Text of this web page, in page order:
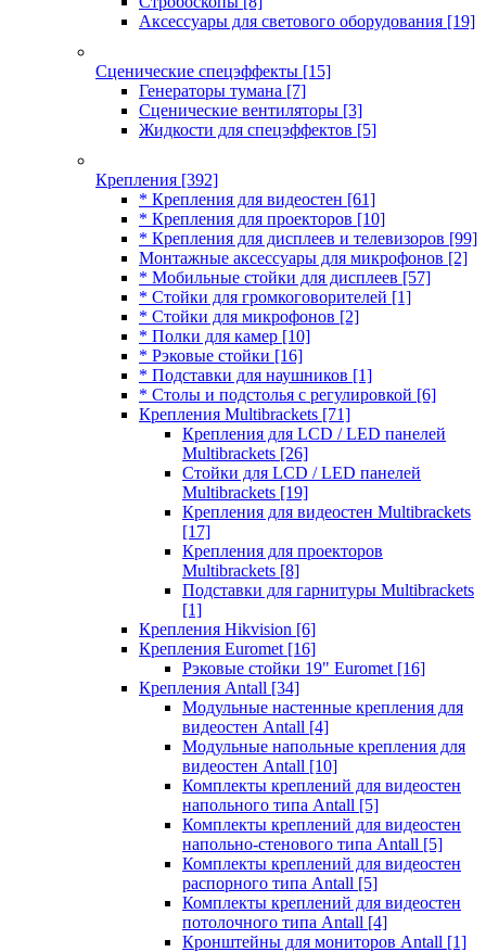
Аксессуары для светового оборудования [19]
Сценические спецэффекты [15]
Генераторы тумана [7]
Сценические вентиляторы [3]
Жидкости для спецэффектов [5]
Крепления [392]
* Крепления для видеостен [61]
* Крепления для проекторов [10]
* Крепления для дисплеев и телевизоров [99]
Монтажные аксессуары для микрофонов [2]
* Мобильные стойки для дисплеев [57]
* Стойки для громкоговорителей [1]
* Стойки для микрофонов [2]
* Полки для камер [10]
* Рэковые стойки [16]
* Подставки для наушников [1]
* Столы и подстолья с регулировкой [6]
Крепления Multibrackets [71]
Крепления для LCD / LED панелей
Multibrackets [26]
Стойки для LCD / LED панелей
Multibrackets [19]
Крепления для видеостен Multibrackets
[17]
Крепления для проекторов
Multibrackets [8]
Подставки для гарнитуры Multibrackets
[1]
Крепления Hikvision [6]
Крепления Euromet [16]
Рэковые стойки 19" Euromet [16]
Крепления Antall [34]
Модульные настенные крепления для
видеостен Antall [4]
Модульные напольные крепления для
видеостен Antall [10]
Комплекты креплений для видеостен
напольного типа Antall [5]
Комплекты креплений для видеостен
напольно-стенового типа Antall [5]
Комплекты креплений для видеостен
распорного типа Antall [5]
Комплекты креплений для видеостен
потолочного типа Antall [4]
Кронштейны для мониторов Antall [1]